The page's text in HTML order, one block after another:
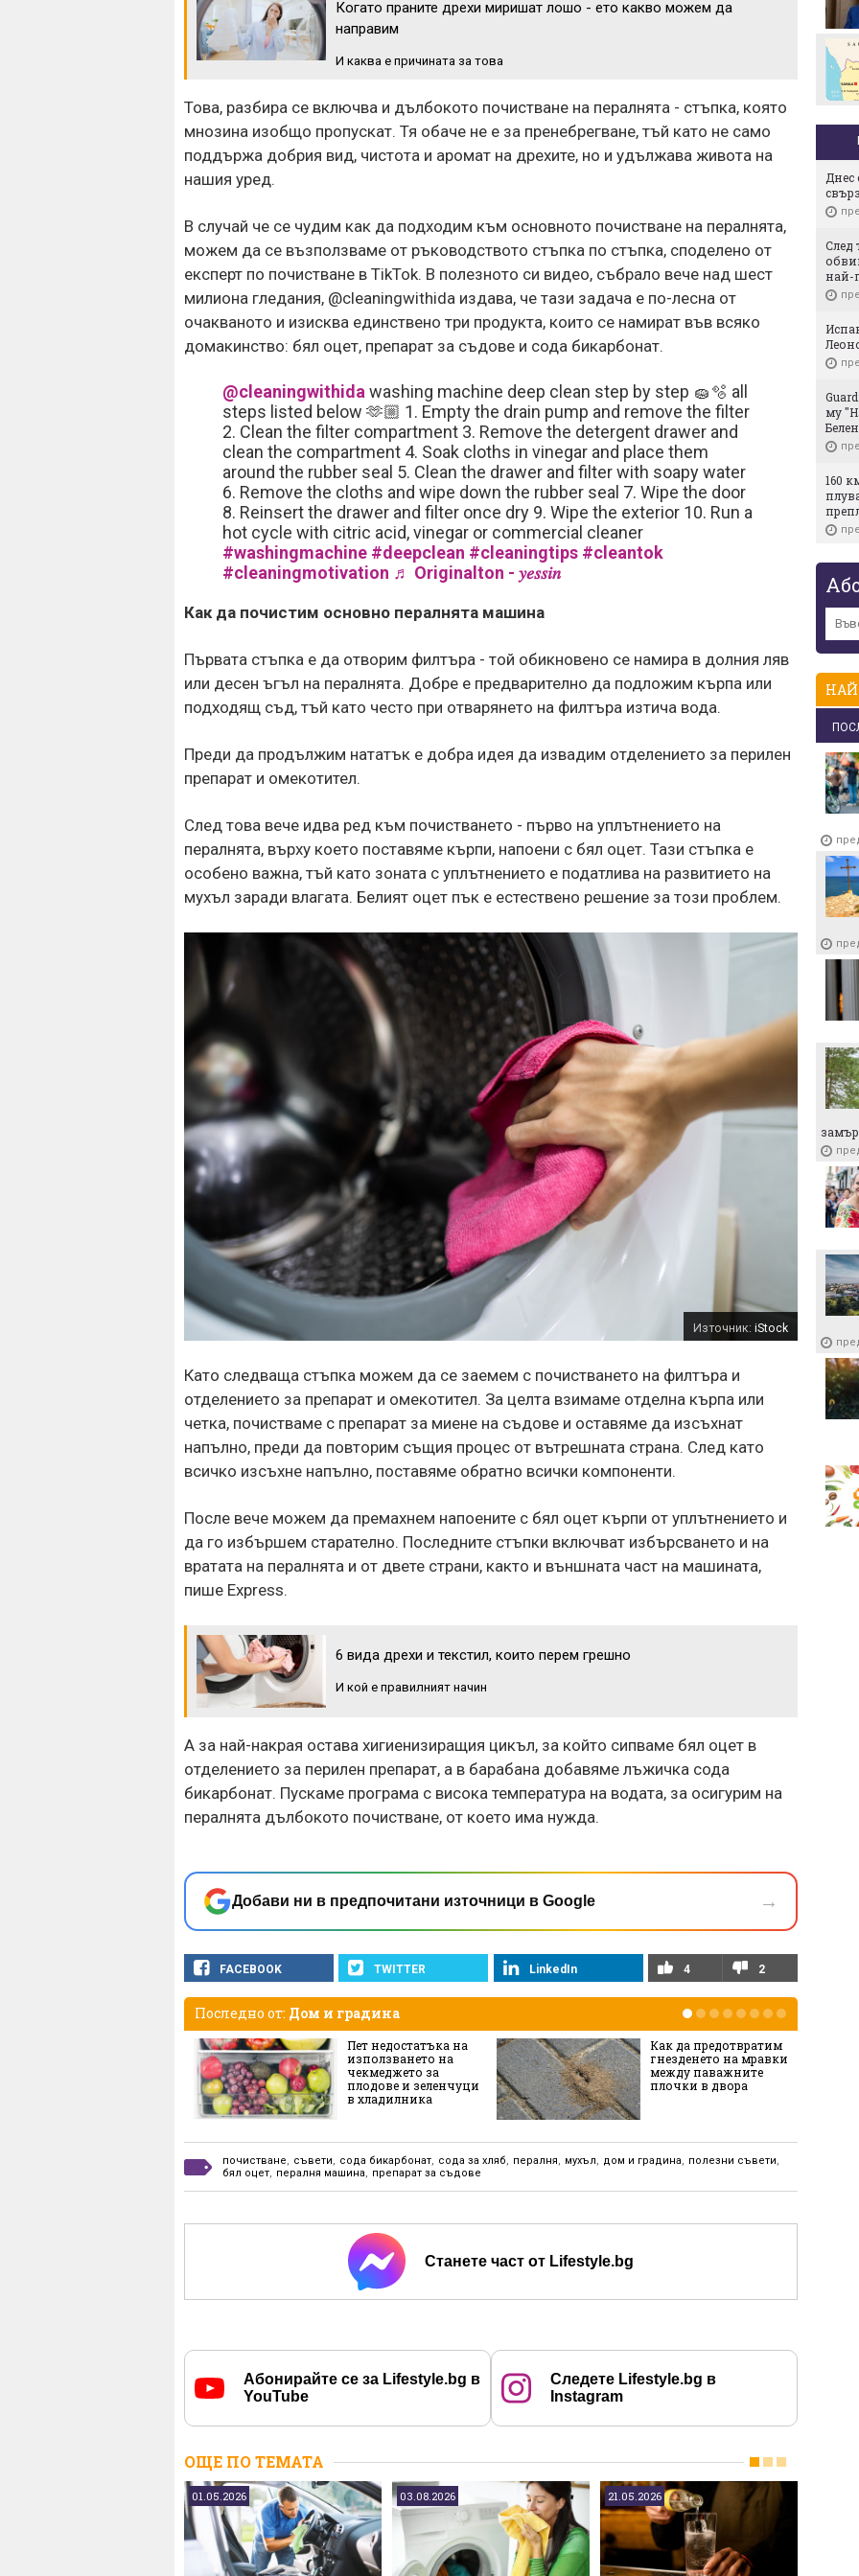
Когато праните дрехи миришат лошо - ето какво можем да
направим
И каква е причината за това
Това, разбира се включва и дълбокото почистване на пералнята - стъпка, която
мнозина изобщо пропускат. Тя обаче не е за пренебрегване, тъй като не само
поддържа добрия вид, чистота и аромат на дрехите, но и удължава живота на
нашия уред.
В случай че се чудим как да подходим към основното почистване на пералнята,
можем да се възползваме от ръководството стъпка по стъпка, споделено от
експерт по почистване в TikTok. В полезното си видео, събрало вече над шест
милиона гледания, @cleaningwithida издава, че тази задача е по-лесна от
очакваното и изисква единствено три продукта, които се намират във всяко
домакинство: бял оцет, препарат за съдове и сода бикарбонат.
@cleaningwithida washing machine deep clean step by step 🧽🫧 all
steps listed below 🫶🏼 1. Empty the drain pump and remove the filter
2. Clean the filter compartment 3. Remove the detergent drawer and
clean the compartment 4. Soak cloths in vinegar and place them
around the rubber seal 5. Clean the drawer and filter with soapy water
6. Remove the cloths and wipe down the rubber seal 7. Wipe the door
8. Reinsert the drawer and filter once dry 9. Wipe the exterior 10. Run a
hot cycle with citric acid, vinegar or commercial cleaner
#washingmachine #deepclean #cleaningtips #cleantok
#cleaningmotivation ♬ Originalton - 𝑦𝑒𝑠𝑠𝑖𝑛
Как да почистим основно пералнята машина
Първата стъпка е да отворим филтъра - той обикновено се намира в долния ляв
или десен ъгъл на пералнята. Добре е предварително да подложим кърпа или
подходящ съд, тъй като често при отварянето на филтъра изтича вода.
Преди да продължим нататък е добра идея да извадим отделението за перилен
препарат и омекотител.
След това вече идва ред към почистването - първо на уплътнението на
пералнята, върху което поставяме кърпи, напоени с бял оцет. Тази стъпка е
особено важна, тъй като зоната с уплътнението е податлива на развитието на
мухъл заради влагата. Белият оцет пък е естествено решение за този проблем.
Източник: iStock
Като следваща стъпка можем да се заемем с почистването на филтъра и
отделението за препарат и омекотител. За целта взимаме отделна кърпа или
четка, почистваме с препарат за миене на съдове и оставяме да изсъхнат
напълно, преди да повторим същия процес от вътрешната страна. След като
всичко изсъхне напълно, поставяме обратно всички компоненти.
После вече можем да премахнем напоените с бял оцет кърпи от уплътнението и
да го избършем старателно. Последните стъпки включват избърсването и на
вратата на пералнята и от двете страни, както и външната част на машината,
пише Express.
6 вида дрехи и текстил, които перем грешно
И кой е правилният начин
А за най-накрая остава хигиенизиращия цикъл, за който сипваме бял оцет в
отделението за перилен препарат, а в барабана добавяме лъжичка сода
бикарбонат. Пускаме програма с висока температура на водата, за осигурим на
пералнята дълбокото почистване, от което има нужда.
Добави ни в предпочитани източници в Google →
FACEBOOK TWITTER LinkedIn 4 2
Последно от: Дом и градина
Пет недостатъка на
използването на
чекмеджето за
плодове и зеленчуци
в хладилника
Как да предотвратим
гнезденето на мравки
между паважните
плочки в двора
почистване, съвети, сода бикарбонат, сода за хляб, пералня, мухъл, дом и градина, полезни съвети,
бял оцет, пералня машина, препарат за съдове
Станете част от Lifestyle.bg
Абонирайте се за Lifestyle.bg в
YouTube
Следете Lifestyle.bg в
Instagram
ОЩЕ ПО ТЕМАТА
01.05.2026 03.08.2026 21.05.2026
Стотици посрещнаха
Днес
След
най-
му
160
Ема
Брад
5 от